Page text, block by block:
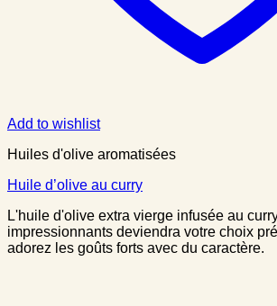
Add to wishlist
Huiles d'olive aromatisées
Huile d’olive au curry
L'huile d'olive extra vierge infusée au
impressionnants deviendra votre choix
adorez les goûts forts avec du caractère.